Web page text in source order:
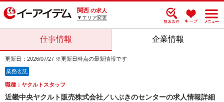
関西 の求人
▼エリア変更
仕事情報 企業情報
更新日：2026/07/27 ※更新日時点の最新情報です
業務委託
職種：ヤクルトスタッフ
近畿中央ヤクルト販売株式会社／いぶきのセンターの求人情報詳細